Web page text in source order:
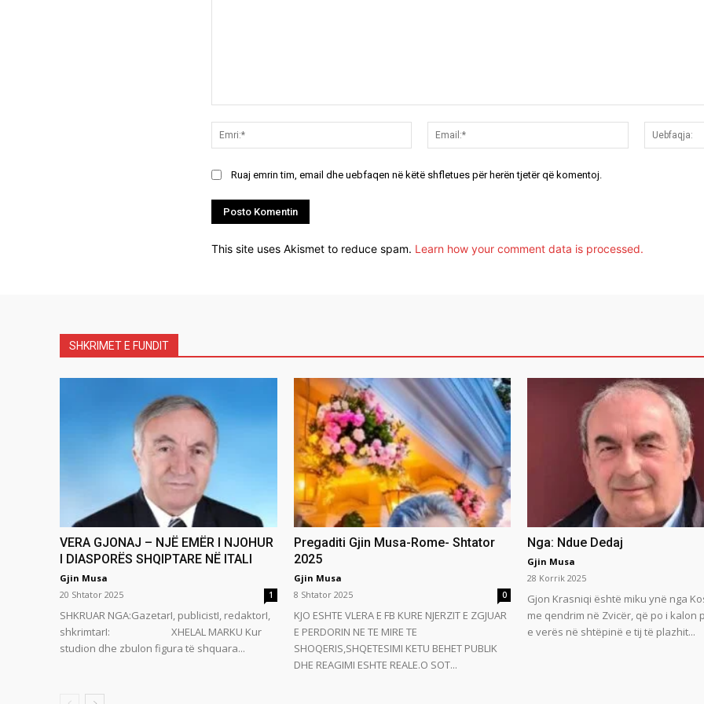
Emri:*
Email:*
Ruaj emrin tim, email dhe uebfaqen në këtë shfletues për herën tjetër që komentoj.
This site uses Akismet to reduce spam. Learn how your comment data is processed.
SHKRIMET E FUNDIT
VERA GJONAJ – NJË EMËR I NJOHUR
I DIASPORËS SHQIPTARE NË ITALI
Gjin Musa
20 Shtator 2025
1
SHKRUAR NGA:GazetarI, publicistI, redaktorI,
shkrimtarI: XHELAL MARKU Kur
studion dhe zbulon figura të shquara...
Pregaditi Gjin Musa-Rome- Shtator
2025
Gjin Musa
8 Shtator 2025
0
KJO ESHTE VLERA E FB KURE NJERZIT E ZGJUAR
E PERDORIN NE TE MIRE TE
SHOQERIS,SHQETESIMI KETU BEHET PUBLIK
DHE REAGIMI ESHTE REALE.O SOT...
Nga: Ndue Dedaj
Gjin Musa
28 Korrik 2025
Gjon Krasniqi është miku ynë nga
me qendrim në Zvicër, që po i kalon
e verës në shtëpinë e tij të plazhit...